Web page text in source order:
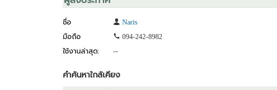
ชื่อ
Naris
มือถือ
094-242-8982
ใช้งานล่าสุด:
--
คำค้นหาใกล้เคียง